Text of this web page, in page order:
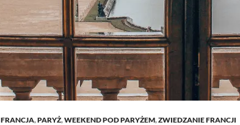
FRANCJA,PARYŻ,WEEKEND POD PARYŻEM,ZWIEDZANIE FRANCJI